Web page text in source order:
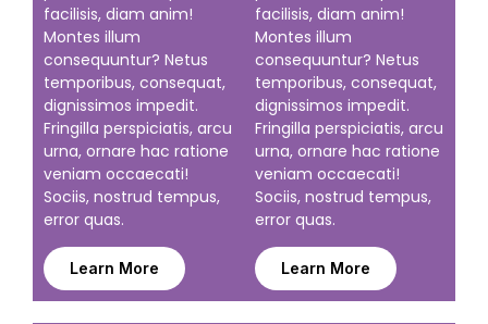
facilisis, diam anim!
Montes illum
consequuntur? Netus
temporibus, consequat,
dignissimos impedit.
Fringilla perspiciatis, arcu
urna, ornare hac ratione
veniam occaecati!
Sociis, nostrud tempus,
error quas.
Learn More
facilisis, diam anim!
Montes illum
consequuntur? Netus
temporibus, consequat,
dignissimos impedit.
Fringilla perspiciatis, arcu
urna, ornare hac ratione
veniam occaecati!
Sociis, nostrud tempus,
error quas.
Learn More